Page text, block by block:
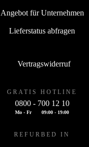
Angebot für Unternehmen
Lieferstatus abfragen
Vertragswiderruf
GRATIS HOTLINE
0800 - 700 12 10
Mo - Fr 09:00 - 19:00
REFURBED IN